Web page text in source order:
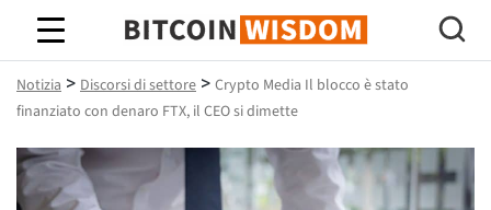
Saggezza Bitcoin
Notizia > Discorsi di settore > Crypto Media Il blocco è stato
finanziato con denaro FTX, il CEO si dimette